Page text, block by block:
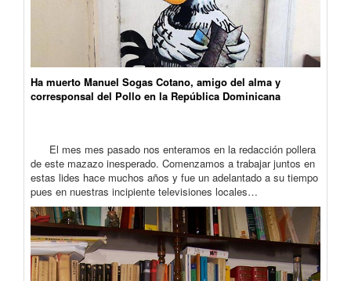
Ha muerto Manuel Sogas Cotano, amigo del alma y
corresponsal del Pollo en la República Dominicana
El mes mes pasado nos enteramos en la redacción pollera
de este mazazo inesperado. Comenzamos a trabajar juntos en
estas lides hace muchos años y fue un adelantado a su tiempo
pues en nuestras incipiente televisiones locales…